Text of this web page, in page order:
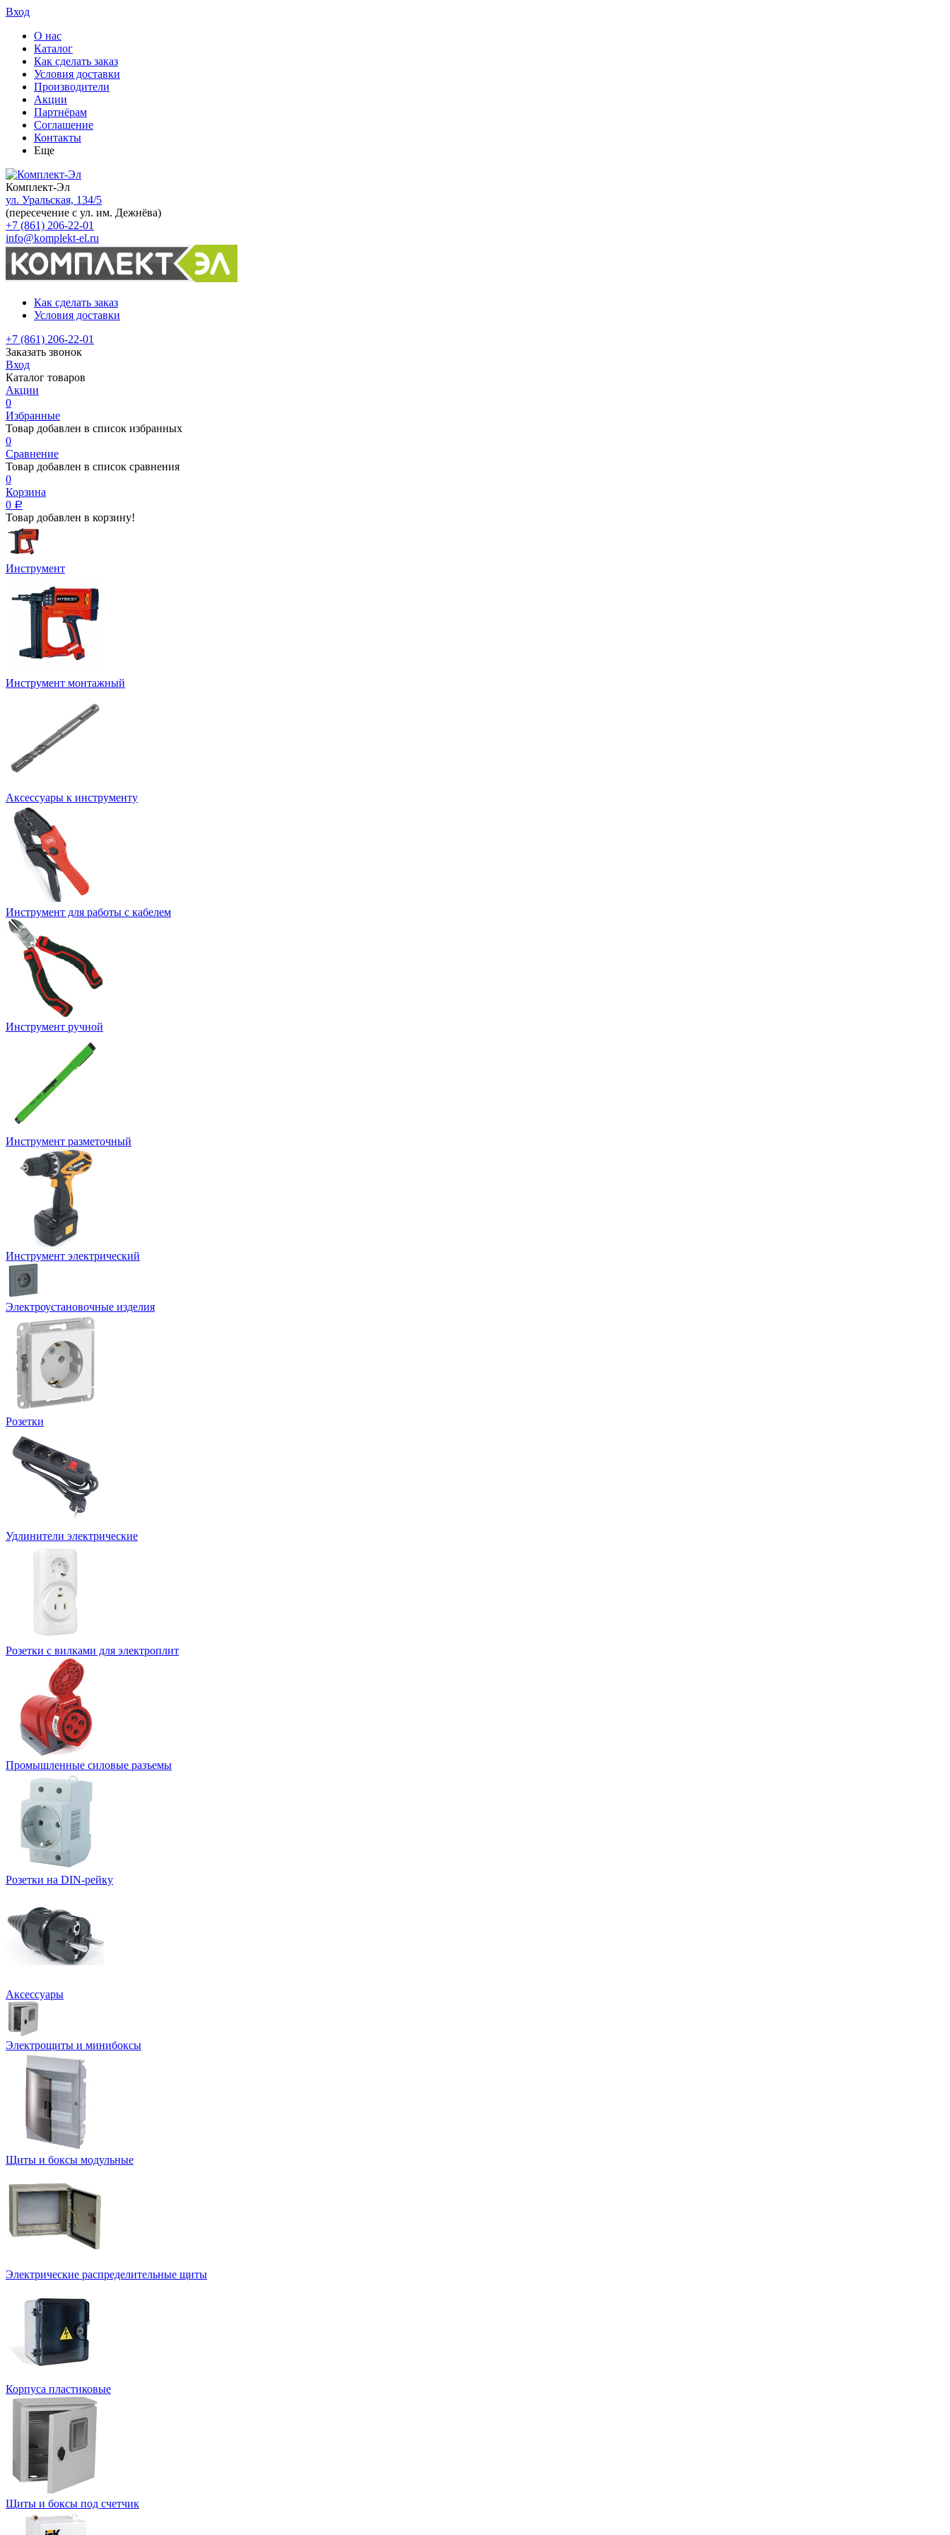
Вход
О нас
Каталог
Как сделать заказ
Условия доставки
Производители
Акции
Партнёрам
Соглашение
Контакты
Еще
Комплект-Эл
ул. Уральская, 134/5
(пересечение с ул. им. Дежнёва)
+7 (861) 206-22-01
info@komplekt-el.ru
Как сделать заказ
Условия доставки
+7 (861) 206-22-01
Заказать звонок
Вход
Каталог товаров
Акции
0
Избранные
Товар добавлен в список избранных
0
Сравнение
Товар добавлен в список сравнения
0
Корзина
0 Р
Товар добавлен в корзину!
Инструмент
Инструмент монтажный
Аксессуары к инструменту
Инструмент для работы с кабелем
Инструмент ручной
Инструмент разметочный
Инструмент электрический
Электроустановочные изделия
Розетки
Удлинители электрические
Розетки с вилками для электроплит
Промышленные силовые разъемы
Розетки на DIN-рейку
Аксессуары
Электрощиты и минибоксы
Щиты и боксы модульные
Электрические распределительные щиты
Корпуса пластиковые
Щиты и боксы под счетчик